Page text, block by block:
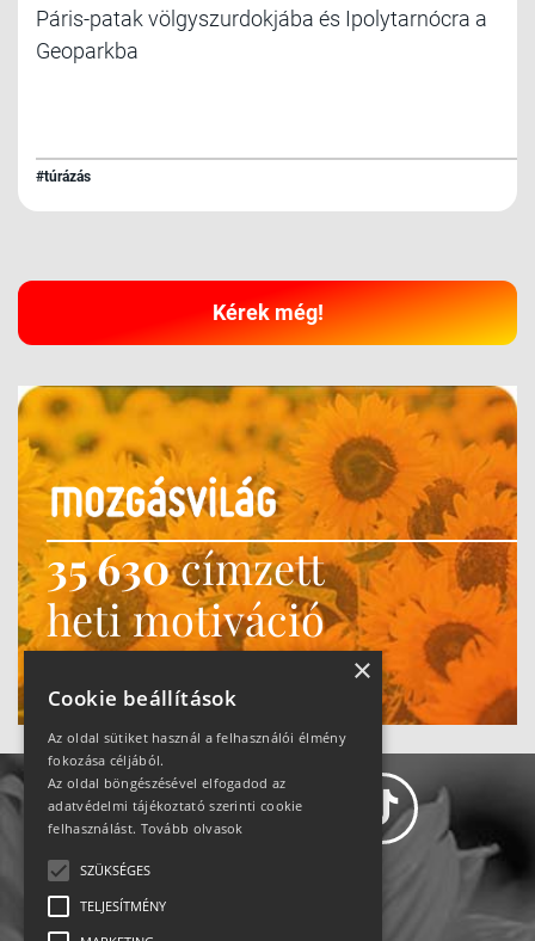
Páris-patak völgyszurdokjába és Ipolytarnócra a
Geoparkba
#túrázás
Kérek még!
35 630címzett
heti motiváció
Ne maradj le!
×
Cookie beállítások
Az oldal sütiket használ a felhasználói élmény
fokozása céljából.
Az oldal böngészésével elfogadod az
adatvédelmi tájékoztató szerinti cookie
felhasználást. Tovább olvasok
SZÜKSÉGES
TELJESÍTMÉNY